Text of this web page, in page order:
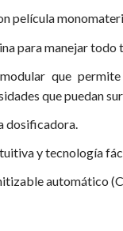
película
para manejar todo
que
que puedan
dosificadora.
y tecnología
automático